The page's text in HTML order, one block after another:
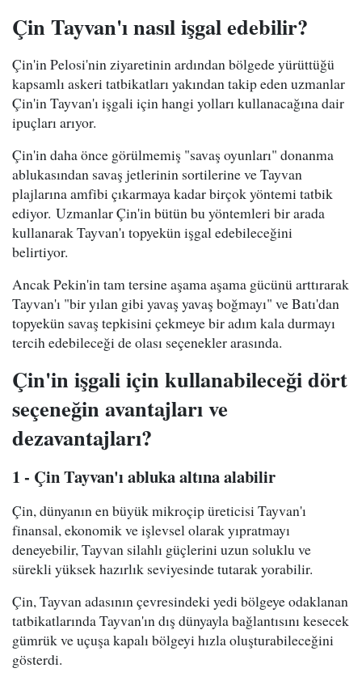
Çin Tayvan'ı nasıl işgal edebilir?
Çin'in Pelosi'nin ziyaretinin ardından bölgede yürüttüğü
kapsamlı askeri tatbikatları yakından takip eden uzmanlar
Çin'in Tayvan'ı işgali için hangi yolları kullanacağına dair
ipuçları arıyor.
Çin'in daha önce görülmemiş "savaş oyunları" donanma
ablukasından savaş jetlerinin sortilerine ve Tayvan
plajlarına amfibi çıkarmaya kadar birçok yöntemi tatbik
ediyor. Uzmanlar Çin'in bütün bu yöntemleri bir arada
kullanarak Tayvan'ı topyekün işgal edebileceğini
belirtiyor.
Ancak Pekin'in tam tersine aşama aşama gücünü arttırarak
Tayvan'ı "bir yılan gibi yavaş yavaş boğmayı" ve Batı'dan
topyekün savaş tepkisini çekmeye bir adım kala durmayı
tercih edebileceği de olası seçenekler arasında.
Çin'in işgali için kullanabileceği dört
seçeneğin avantajları ve
dezavantajları?
1 - Çin Tayvan'ı abluka altına alabilir
Çin, dünyanın en büyük mikroçip üreticisi Tayvan'ı
finansal, ekonomik ve işlevsel olarak yıpratmayı
deneyebilir, Tayvan silahlı güçlerini uzun soluklu ve
sürekli yüksek hazırlık seviyesinde tutarak yorabilir.
Çin, Tayvan adasının çevresindeki yedi bölgeye odaklanan
tatbikatlarında Tayvan'ın dış dünyayla bağlantısını kesecek
gümrük ve uçuşa kapalı bölgeyi hızla oluşturabileceğini
gösterdi.